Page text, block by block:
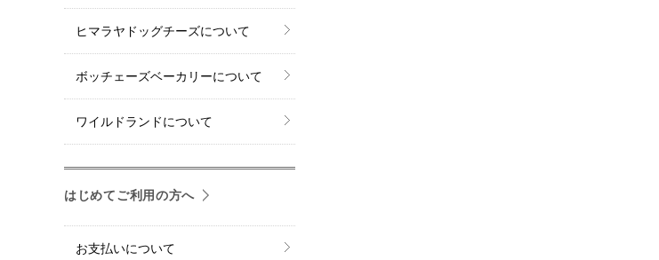
ヒマラヤドッグチーズについて
ボッチェーズベーカリーについて
ワイルドランドについて
はじめてご利用の方へ
お支払いについて